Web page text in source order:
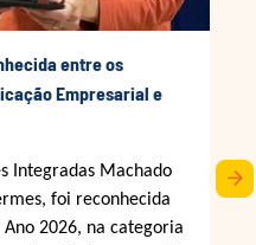
entre os
Empresarial e
Integradas Machado
foi reconhecida
2026, na categoria
arrow_forward